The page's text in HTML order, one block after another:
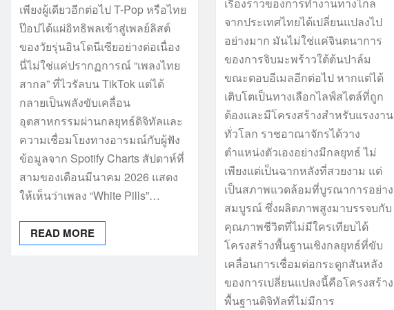
เพียงผู้เดียวอีกต่อไป T-Pop หรือไทย
ป๊อปได้แผ่อิทธิพลเข้าสู่เพลย์ลิสต์
ของวัยรุ่นอินโดนีเซียอย่างต่อเนื่อง
นี่ไม่ใช่แค่ปรากฏการณ์ “เพลงไทย
สากล” ที่ไวรัลบน TikTok แต่ได้
กลายเป็นพลังขับเคลื่อน
อุตสาหกรรมผ่านกลยุทธ์ดิจิทัลและ
ความเชื่อมโยงทางอารมณ์กับผู้ฟัง
ข้อมูลจาก Spotify Charts สัปดาห์ที่
สามของเดือนมีนาคม 2026 แสดง
ให้เห็นว่าเพลง “White Pills”…
READ MORE
เรื่องราวของการทำงานทางไกล
จากประเทศไทยได้เปลี่ยนแปลงไป
อย่างมาก มันไม่ใช่แค่จินตนาการ
ของการจิบมะพร้าวใต้ต้นปาล์ม
ขณะตอบอีเมลอีกต่อไป หากแต่ได้
เติบโตเป็นทางเลือกไลฟ์สไตล์ที่ถูก
ต้องและมีโครงสร้างสำหรับแรงงาน
ทั่วโลก ราชอาณาจักรได้วาง
ตำแหน่งตัวเองอย่างมีกลยุทธ์ ไม่
เพียงแต่เป็นฉากหลังที่สวยงาม แต่
เป็นสภาพแวดล้อมที่บูรณาการอย่าง
สมบูรณ์ ซึ่งผลิตภาพสูงมาบรรจบกับ
คุณภาพชีวิตที่ไม่มีใครเทียบได้
โครงสร้างพื้นฐานเชิงกลยุทธ์ที่ขับ
เคลื่อนการเชื่อมต่อกระดูกสันหลัง
ของการเปลี่ยนแปลงนี้คือโครงสร้าง
พื้นฐานดิจิทัลที่ไม่มีการ